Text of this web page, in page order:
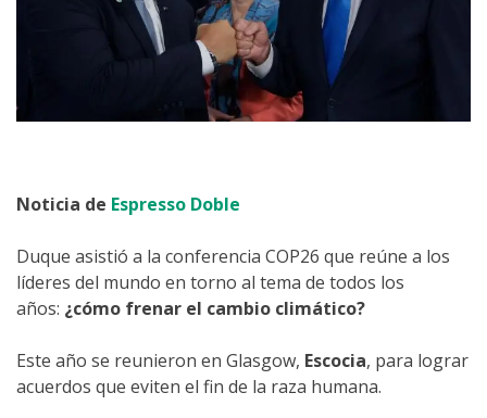
Noticia de Espresso Doble
Duque asistió a la conferencia COP26 que reúne a los
líderes del mundo en torno al tema de todos los
años: ¿cómo frenar el cambio climático?
Este año se reunieron en Glasgow, Escocia, para lograr
acuerdos que eviten el fin de la raza humana.